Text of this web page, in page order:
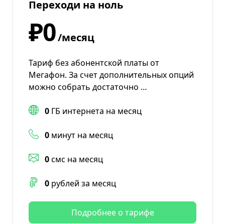
Переходи на ноль
₽0/месяц
Тариф без абонентской платы от
Мегафон. За счет дополнительных опций
можно собрать достаточно …
0 ГБ интернета на месяц
0 минут на месяц
0смс на месяц
0 рублей за месяц
Подробнее о тарифе